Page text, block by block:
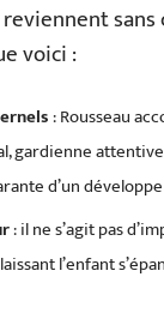
sans
voici :
: Rousseau
gardienne
d’un
: il ne s’agit pas
l’enfant